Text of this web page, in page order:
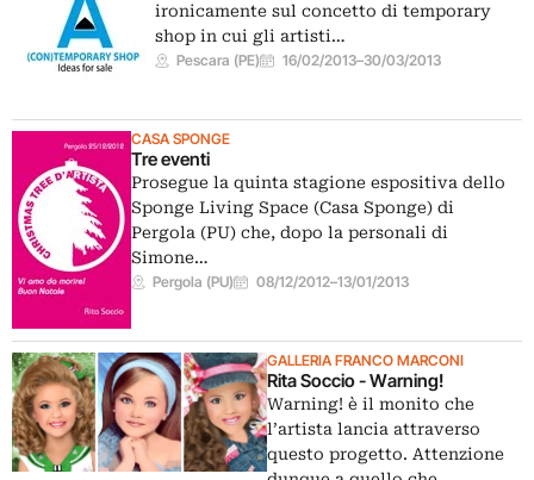
ironicamente sul concetto di temporary
shop in cui gli artisti…
Pescara (PE) 16/02/2013–30/03/2013
CASA SPONGE
Tre eventi
Prosegue la quinta stagione espositiva dello
Sponge Living Space (Casa Sponge) di
Pergola (PU) che, dopo la personali di
Simone…
Pergola (PU) 08/12/2012–13/01/2013
GALLERIA FRANCO MARCONI
Rita Soccio - Warning!
Warning! è il monito che
l’artista lancia attraverso
questo progetto. Attenzione